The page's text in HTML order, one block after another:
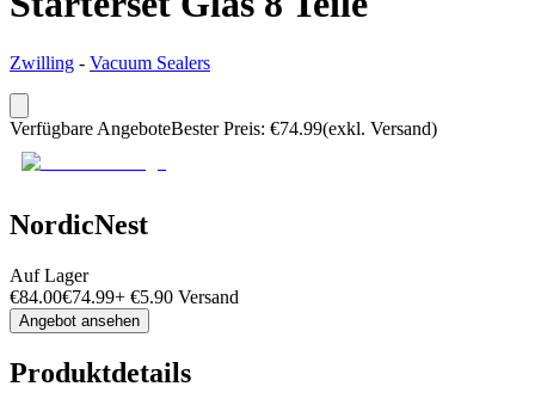
Zwilling - Vacuum Sealers
Verfügbare AngeboteBester Preis: €74.99(exkl. Versand)
NordicNest
Auf Lager
€84.00€74.99+ €5.90 Versand
Angebot ansehen
Produktdetails